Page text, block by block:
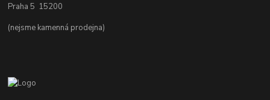
Praha 5 15200
(nejsme kamenná prodejna)